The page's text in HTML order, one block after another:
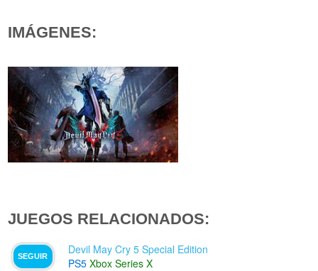
IMÁGENES:
JUEGOS RELACIONADOS:
SEGUIR
Devil May Cry 5 Special Edition
PS5 Xbox Series X